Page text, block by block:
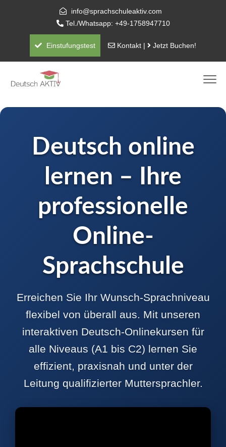
info@sprachschuleaktiv.com
Tel./Whatsapp: +49-1758947710
Einstufungstest Kontakt | Jetzt Buchen!
Deutsch online
lernen – Ihre
professionelle
Online-
Sprachschule
Erreichen Sie Ihr Wunsch-Sprachniveau
flexibel von überall aus. Mit unseren
interaktiven Deutsch-Onlinekursen für
alle Niveaus (A1 bis C2) lernen Sie
effizient, praxisnah und unter der
Leitung qualifizierter Muttersprachler.